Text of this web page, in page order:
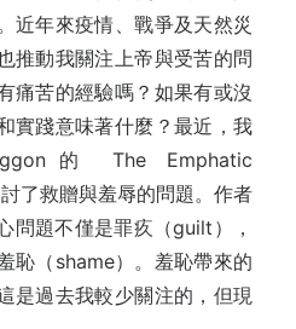
近年來疫情、戰爭及天然災
推動我關注上帝與受苦的問
痛苦的經驗嗎？如果有或沒
實踐意味著什麼？最近，我
的 The Emphatic
了救贈與羞辱的問題。作者
問題不僅是罪疚（guilt），
恥（shame）。羞恥帶來的
是過去我較少關注的，但現